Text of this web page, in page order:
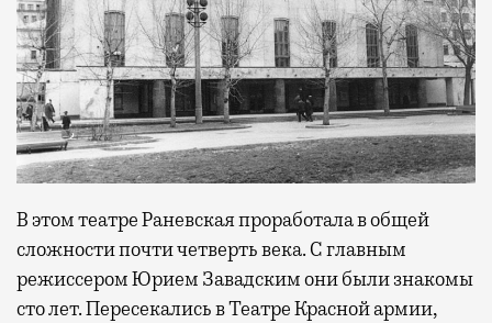
В этом театре Раневская проработала в общей
сложности почти четверть века. С главным
режиссером Юрием Завадским они были знакомы
сто лет. Пересекались в Театре Красной армии,